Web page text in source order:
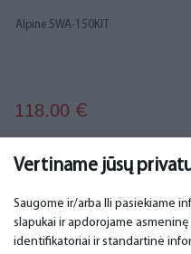
Vertiname jūsų
Saugome ir/arba Ili pasiekiame
slapukai ir apdorojame
identifikatoriai ir standartinė
Alpine SWA-150KIT
118.00 €
1 2 3 4
SVARBU